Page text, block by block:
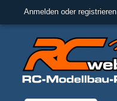
Anmelden oder registrieren